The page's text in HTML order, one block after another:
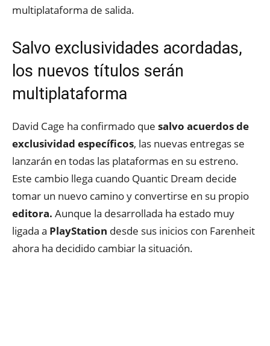
multiplataforma de salida.
Salvo exclusividades acordadas,
los nuevos títulos serán
multiplataforma
David Cage ha confirmado que salvo acuerdos de
exclusividad específicos, las nuevas entregas se
lanzarán en todas las plataformas en su estreno.
Este cambio llega cuando Quantic Dream decide
tomar un nuevo camino y convertirse en su propio
editora. Aunque la desarrollada ha estado muy
ligada a PlayStation desde sus inicios con Farenheit
ahora ha decidido cambiar la situación.